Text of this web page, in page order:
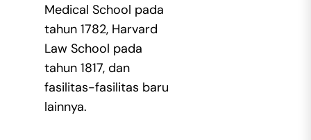
Medical School pada
tahun 1782, Harvard
Law School pada
tahun 1817, dan
fasilitas-fasilitas baru
lainnya.